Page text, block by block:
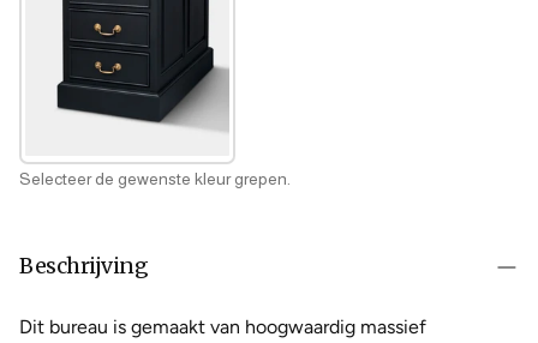
Selecteer de gewenste kleur grepen.
Beschrijving
Dit bureau is gemaakt van hoogwaardig massief